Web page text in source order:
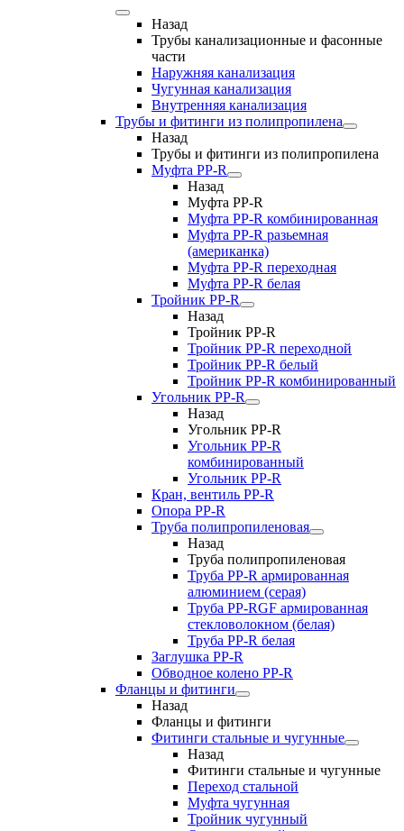
Назад
Трубы канализационные и фасонные
части
Наружняя канализация
Чугунная канализация
Внутренняя канализация
Трубы и фитинги из полипропилена
Назад
Трубы и фитинги из полипропилена
Муфта PP-R
Назад
Муфта PP-R
Муфта РР-R комбинированная
Муфта РР-R разьемная
(американка)
Муфта РР-R переходная
Муфта РР-R белая
Тройник PP-R
Назад
Тройник PP-R
Тройник РР-R переходной
Тройник РР-R белый
Тройник РР-R комбинированный
Угольник PP-R
Назад
Угольник PP-R
Угольник РР-R
комбинированный
Угольник РР-R
Кран, вентиль PP-R
Опора PP-R
Труба полипропиленовая
Назад
Труба полипропиленовая
Труба PP-R армированная
алюминием (серая)
Труба PP-RGF армированная
стекловолокном (белая)
Труба РР-R белая
Заглушка PP-R
Обводное колено PP-R
Фланцы и фитинги
Назад
Фланцы и фитинги
Фитинги стальные и чугунные
Назад
Фитинги стальные и чугунные
Переход стальной
Муфта чугунная
Тройник чугунный